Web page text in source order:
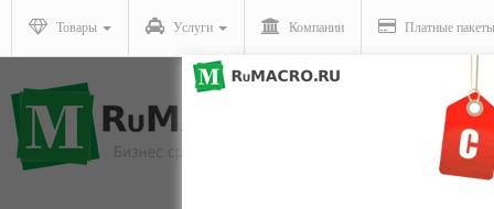
Товары Услуги Компании Платные пакеты